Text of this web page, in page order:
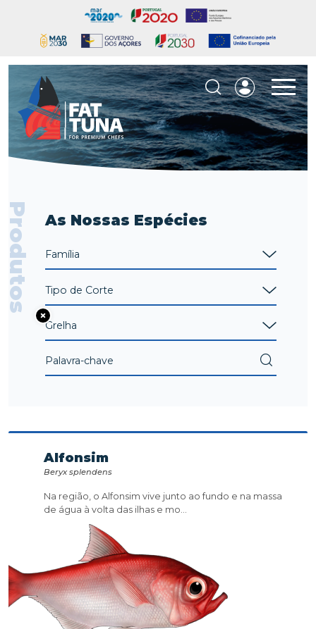
Produtos As Nossas Espécies
Alfonsim
Beryx splendens
Na região, o Alfonsim vive junto ao fundo e na massa
de água à volta das ilhas e mo...